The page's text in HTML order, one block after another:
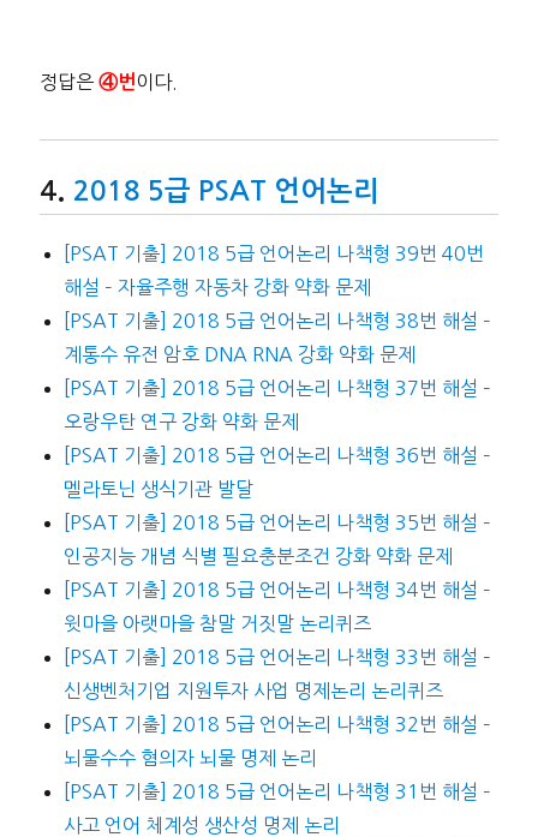
정답은④번 이다.
2018 5급 PSAT 언어논리
[PSAT 기출] 2018 5급 언어논리 나책형 39번 40번
해설 – 자율주행 자동차 강화 약화 문제
[PSAT 기출] 2018 5급 언어논리 나책형 38번 해설 –
계통수 유전 암호 DNA RNA 강화 약화 문제
[PSAT 기출] 2018 5급 언어논리 나책형 37번 해설 –
오랑우탄 연구 강화 약화 문제
[PSAT 기출] 2018 5급 언어논리 나책형 36번 해설 –
멜라토닌 생식기관 발달
[PSAT 기출] 2018 5급 언어논리 나책형 35번 해설 –
인공지능 개념 식별 필요충분조건 강화 약화 문제
[PSAT 기출] 2018 5급 언어논리 나책형 34번 해설 –
윗마을 아랫마을 참말 거짓말 논리퀴즈
[PSAT 기출] 2018 5급 언어논리 나책형 33번 해설 –
신생벤처기업 지원투자 사업 명제논리 논리퀴즈
[PSAT 기출] 2018 5급 언어논리 나책형 32번 해설 –
뇌물수수 혐의자 뇌물 명제 논리
[PSAT 기출] 2018 5급 언어논리 나책형 31번 해설 –
사고 언어 체계성 생산성 명제 논리